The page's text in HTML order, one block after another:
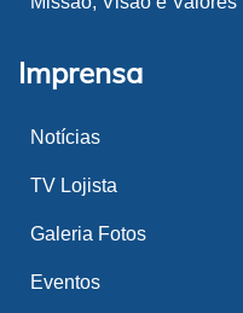
Imprensa
Notícias
TV Lojista
Galeria Fotos
Eventos